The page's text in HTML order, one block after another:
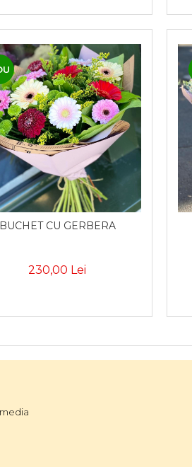
CU GERBERA
230,00 Lei